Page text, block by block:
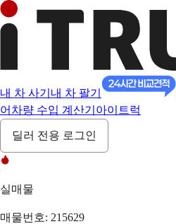
내 차 사기 내 차 팔기
어 차량 수입 계산기 아이트럭
딜러 전용 로그인
실매물
매물번호: 215629